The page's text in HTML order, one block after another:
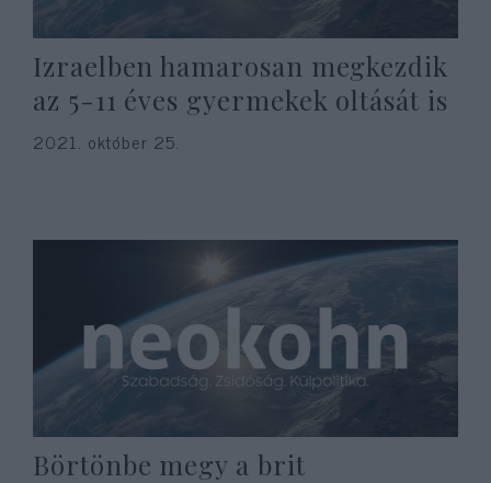
Izraelben hamarosan megkezdik
az 5-11 éves gyermekek oltását is
2021. október 25.
Börtönbe megy a brit